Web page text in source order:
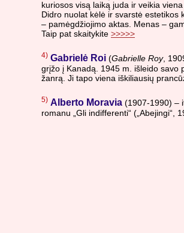
kuriosos visą laiką juda ir veikia
Didro nuolat kėlė ir svarstė estetikos
– pamėgdžiojimo aktas. Menas –
Taip pat skaitykite >>>>>
4) Gabrielė Roi (Gabrielle Roy,
grįžo į Kanadą. 1945 m. išleido savo
žanrą. Ji tapo viena iškiliausių
5) Alberto Moravia (1907-1990) –
romanu „Gli indifferenti“ („Abejingi“,